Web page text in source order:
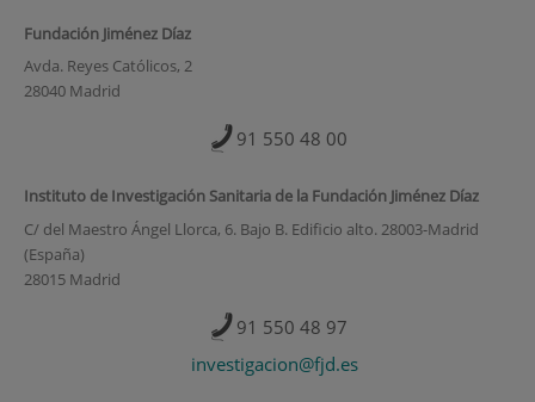
Fundación Jiménez Díaz
Avda. Reyes Católicos, 2
28040 Madrid
91 550 48 00
Instituto de Investigación Sanitaria de la Fundación Jiménez Díaz
C/ del Maestro Ángel Llorca, 6. Bajo B. Edificio alto. 28003-Madrid
(España)
28015 Madrid
91 550 48 97
investigacion@fjd.es